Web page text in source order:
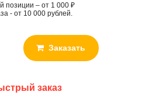
позиции – от 1 000 ₽
- от 10 000 рублей.
Заказать
заказ